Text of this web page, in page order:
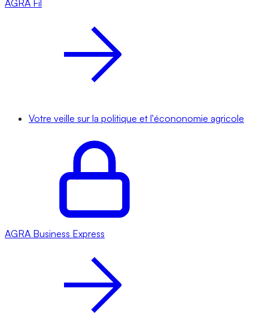
AGRA Fil
Votre veille sur la politique et l'écononomie agricole
AGRA Business Express